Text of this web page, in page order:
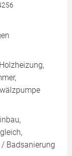
Badsanierung